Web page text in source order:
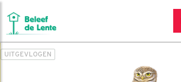
UITGEVLOGEN